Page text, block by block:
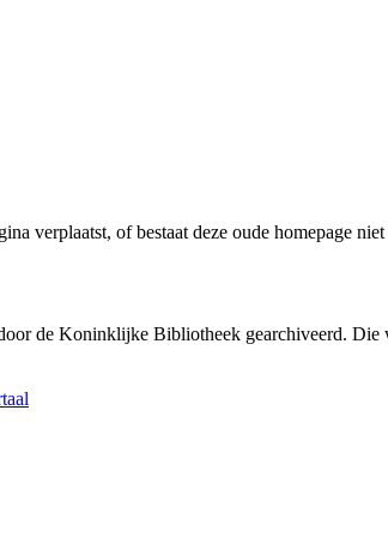
verplaatst, of bestaat deze oude homepage
de Koninklijke Bibliotheek gearchiveerd.